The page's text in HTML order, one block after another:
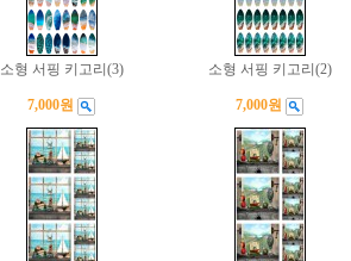
소형 서핑 키고리(3)
7,000원
소형 서핑 키고리(2)
7,000원